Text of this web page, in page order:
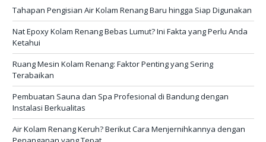
Tahapan Pengisian Air Kolam Renang Baru hingga Siap Digunakan
Nat Epoxy Kolam Renang Bebas Lumut? Ini Fakta yang Perlu Anda
Ketahui
Ruang Mesin Kolam Renang: Faktor Penting yang Sering
Terabaikan
Pembuatan Sauna dan Spa Profesional di Bandung dengan
Instalasi Berkualitas
Air Kolam Renang Keruh? Berikut Cara Menjernihkannya dengan